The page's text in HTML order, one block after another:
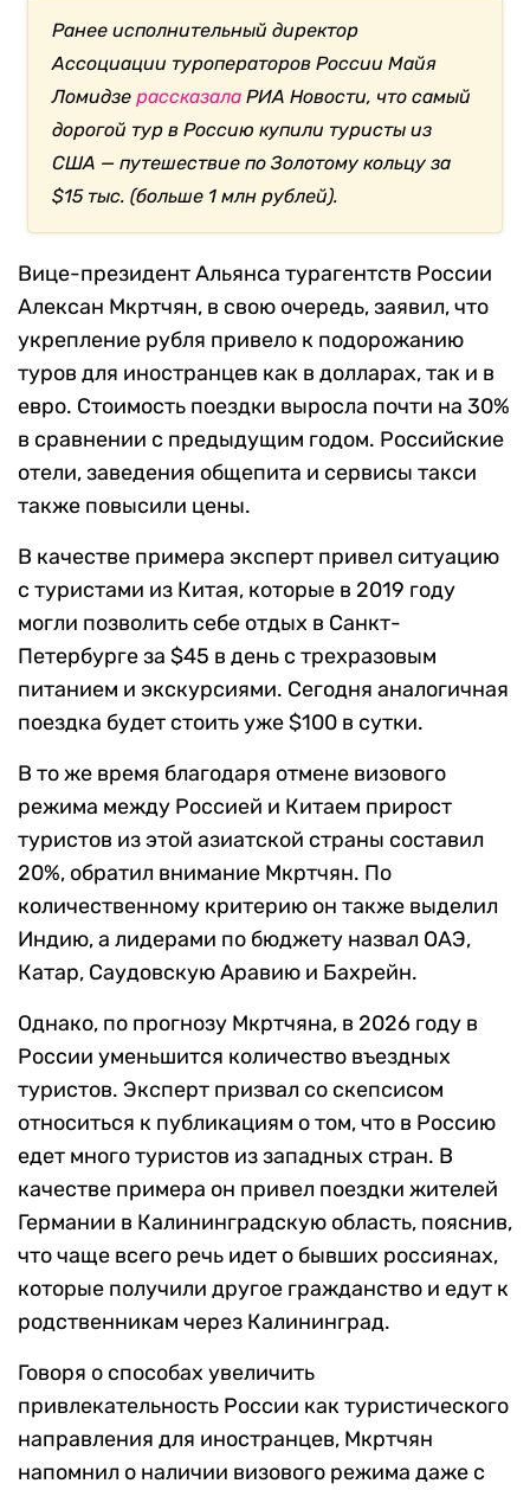
Ранее исполнительный директор
Ассоциации туроператоров России Майя
Ломидзерассказала РИА Новости, что самый
дорогой тур в Россию купили туристы из
США — путешествие по Золотому кольцу за
$15 тыс. (больше 1 млн рублей).
Вице-президент Альянса турагентств России
Алексан Мкртчян, в свою очередь, заявил, что
укрепление рубля привело к подорожанию
туров для иностранцев как в долларах, так и в
евро. Стоимость поездки выросла почти на 30%
в сравнении с предыдущим годом. Российские
отели, заведения общепита и сервисы такси
также повысили цены.
В качестве примера эксперт привел ситуацию
с туристами из Китая, которые в 2019 году
могли позволить себе отдых в Санкт-
Петербурге за $45 в день с трехразовым
питанием и экскурсиями. Сегодня аналогичная
поездка будет стоить уже $100 в сутки.
В то же время благодаря отмене визового
режима между Россией и Китаем прирост
туристов из этой азиатской страны составил
20%, обратил внимание Мкртчян. По
количественному критерию он также выделил
Индию, а лидерами по бюджету назвал ОАЭ,
Катар, Саудовскую Аравию и Бахрейн.
Однако, по прогнозу Мкртчяна, в 2026 году в
России уменьшится количество въездных
туристов. Эксперт призвал со скепсисом
относиться к публикациям о том, что в Россию
едет много туристов из западных стран. В
качестве примера он привел поездки жителей
Германии в Калининградскую область, пояснив,
что чаще всего речь идет о бывших россиянах,
которые получили другое гражданство и едут к
родственникам через Калининград.
Говоря о способах увеличить
привлекательность России как туристического
направления для иностранцев, Мкртчян
напомнил о наличии визового режима даже с